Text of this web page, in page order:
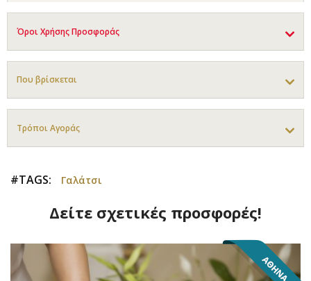
Όροι Χρήσης Προσφοράς
Που βρίσκεται
Τρόποι Αγοράς
#TAGS: Γαλάτσι
Δείτε σχετικές προσφορές!